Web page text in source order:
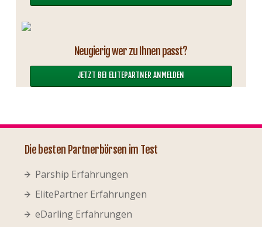
Neugierig wer zu Ihnen passt?
JETZT BEI ELITEPARTNER ANMELDEN
Die besten Partnerbörsen im Test
Parship Erfahrungen
ElitePartner Erfahrungen
eDarling Erfahrungen